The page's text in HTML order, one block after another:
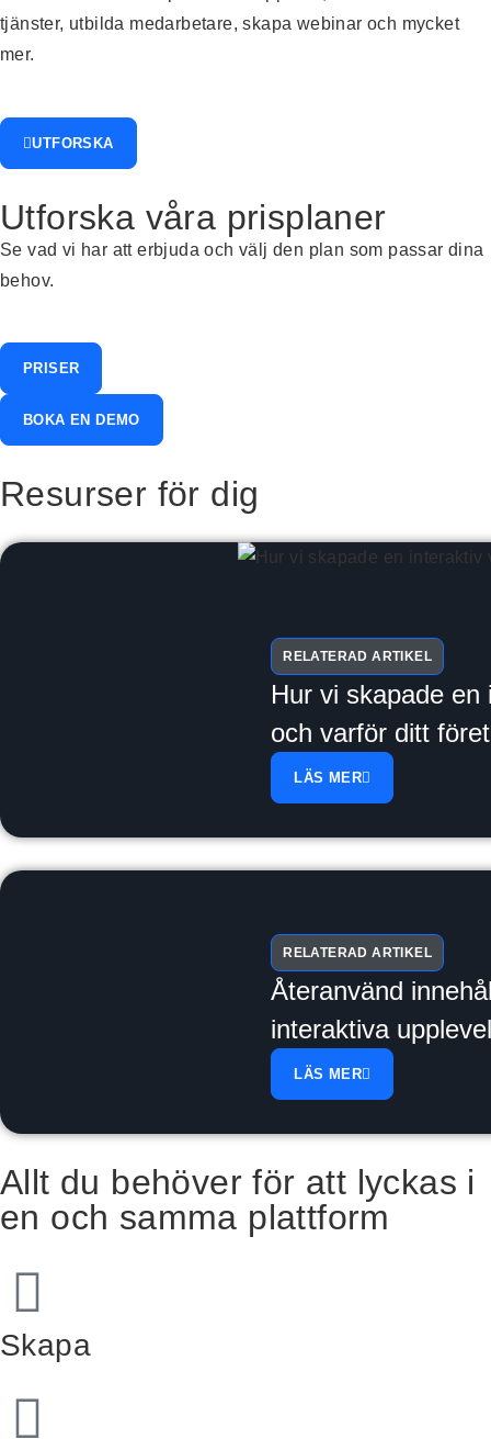
tjänster, utbilda medarbetare,skapa webinar och mycket
mer.
UTFORSKA
Utforska våra prisplaner
Se vad vi har att erbjuda och välj den plan som passar dina
behov.
PRISER
BOKA EN DEMO
Resurser för dig
RELATERAD ARTIKEL
Hur vi skapade
och varför ditt
LÄS MER
RELATERAD ARTIKEL
Återanvänd
interaktiva
LÄS MER
Allt du behöver för att lyckas i
en och samma plattform
Skapa